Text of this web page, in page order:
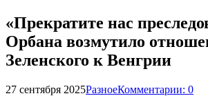
«Прекратите нас
Орбана возмутило
Зеленского к Венгрии
27 сентября 2025РазноеКомментарии: 0